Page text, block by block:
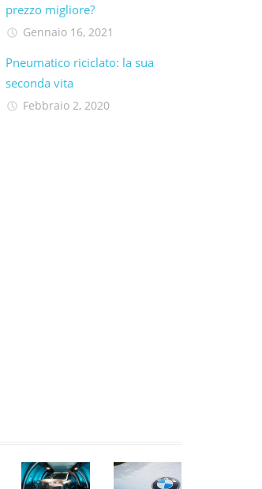
prezzo migliore?
Gennaio 16, 2021
Pneumatico riciclato: la sua
seconda vita​
Febbraio 2, 2020